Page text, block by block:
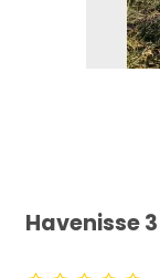
Havenisse 3